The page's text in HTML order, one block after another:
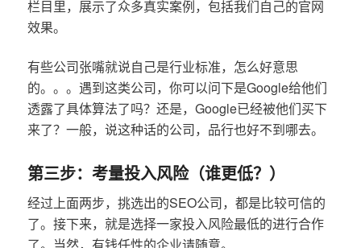
栏目里，展示了众多真实案例，包括我们自己的官网
效果。
有些公司张嘴就说自己是行业标准，怎么好意思
的。。。遇到这类公司，你可以问下是Google给他们
透露了具体算法了吗？还是，Google已经被他们买下
来了？一般，说这种话的公司，品行也好不到哪去。
第三步：考量投入风险（谁更低？）
经过上面两步，挑选出的SEO公司，都是比较可信的
了。接下来，就是选择一家投入风险最低的进行合作